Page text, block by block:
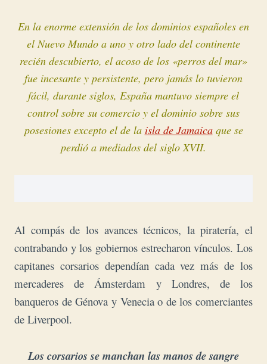
En la enorme extensión de los dominios españoles en
el Nuevo Mundo a uno y otro lado del continente
recién descubierto, el acoso de los «perros del mar»
fue incesante y persistente, pero jamás lo tuvieron
fácil, durante siglos, España mantuvo siempre el
control sobre su comercio y el dominio sobre sus
posesiones excepto el de la isla de Jamaicaque se
perdió a mediados del siglo XVII.
Al compás de los avances técnicos, la piratería, el
contrabando y los gobiernos estrecharon vínculos. Los
capitanes corsarios dependían cada vez más de los
mercaderes de Ámsterdam y Londres, de los
banqueros de Génova y Venecia o de los comerciantes
de Liverpool.
Los corsarios se manchan las manos de sangre